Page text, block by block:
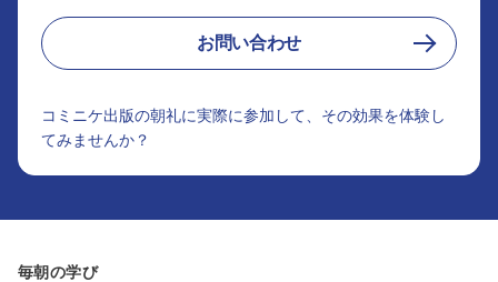
お問い合わせ
コミニケ出版の朝礼に実際に参加して、その効果を体験し
てみませんか？
毎朝の学び